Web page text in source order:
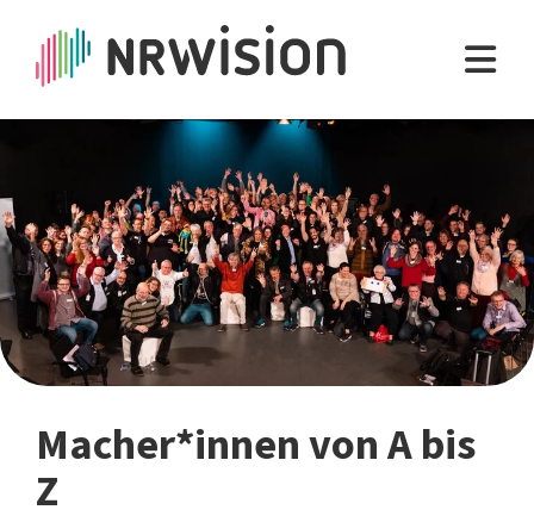
Macher*innen von A bis
Z